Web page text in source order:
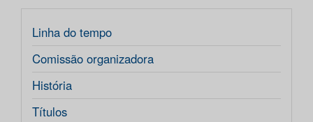
Linha do tempo
Comissão organizadora
História
Títulos